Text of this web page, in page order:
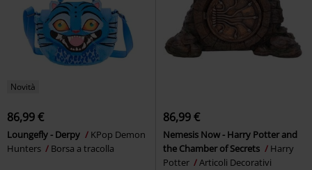
Novità
86,99 €
Loungefly - Derpy
KPop Demon
Hunters
Borsa a tracolla
86,99 €
Nemesis Now - Harry Potter and
the Chamber of Secrets
Harry
Potter
Articoli Decorativi